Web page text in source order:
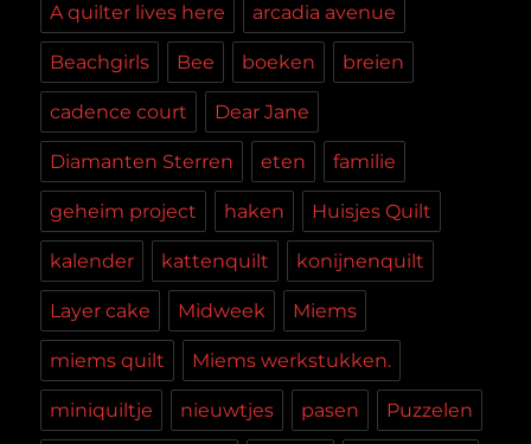
A quilter lives here arcadia avenue
Beachgirls Bee boeken breien
cadence court Dear Jane
Diamanten Sterren eten familie
geheim project haken Huisjes Quilt
kalender kattenquilt konijnenquilt
Layer cake Midweek Miems
miems quilt Miems werkstukken.
miniquiltje nieuwtjes pasen Puzzelen